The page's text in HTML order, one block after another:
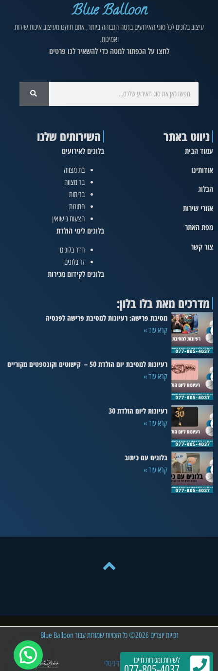
Blue Balloon
עיצוב בלונים לכל סוגי האירועים ברמה הגבוהה ביותר, אתם תיהנו מעיצוב איכות שירות
ואמינות.
לחצו על הכפתור למטה כדי להשאיר לנו פרטים
ניווט באתר
עמוד הבית
אודותינו
הבלוג
אזורי שירות
מפת האתר
צור קשר
השירותים שלנו
בלונים לאירועים
בת מצווה
בר מצווה
בריתות
חתונות
הצעות נישואין
בלונים לימי הולדת
חדר בלונים
זר בלונים
בלונים לקידום מכירות
מדרכים מאת בלו בלון:
מסיבת פרישה: רעיונות למסיבת פרישה לפנסיה
קרא עוד »
רעיונות למסיבת יום הולדת 50 – קישוטים וקונספטים מקוריים
קרא עוד »
רעיונות ליום הולדת 30
קרא עוד »
בלונים עם כיתוב
קרא עוד »
לשירות ומכירות חייגו
זכויות יוצרים 2026© כל הזכויות שמורות עבור Blue Balloon
פיתוח וקידום האתר: אברהם שיווק דיגיטלי